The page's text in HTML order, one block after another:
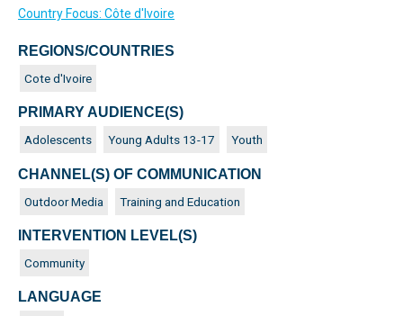
Country Focus: Côte d'Ivoire
REGIONS/COUNTRIES
Cote d'Ivoire
PRIMARY AUDIENCE(S)
Adolescents Young Adults 13-17 Youth
CHANNEL(S) OF COMMUNICATION
Outdoor Media Training and Education
INTERVENTION LEVEL(S)
Community
LANGUAGE